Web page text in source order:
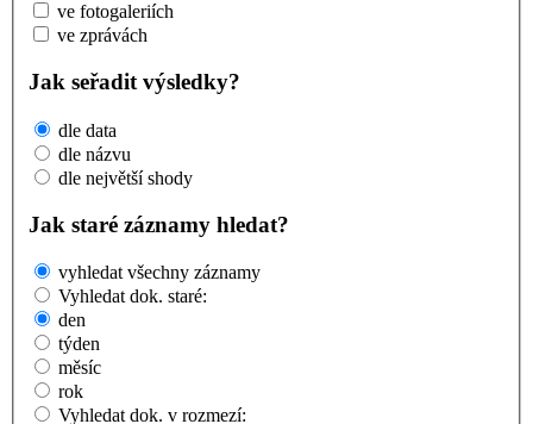
ve fotogaleriích
ve zprávách
Jak seřadit výsledky?
dle data
dle názvu
dle největší shody
Jak staré záznamy hledat?
vyhledat všechny záznamy
Vyhledat dok. staré:
den
týden
měsíc
rok
Vyhledat dok. v rozmezí: